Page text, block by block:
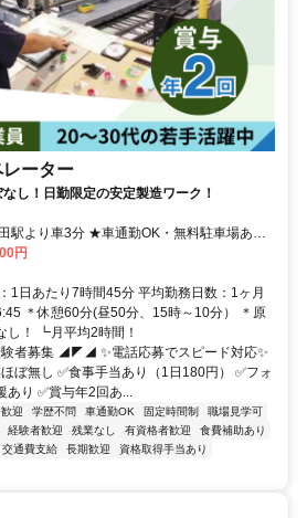
ーター
し！日勤限定の安定製造ワーク！
駅より車3分 ★車通勤OK・無料駐車場あり
円
1日あたり7時間45分 平均勤務日数：1ヶ月
＊休憩60分(昼50分、15時～10分） ＊原
し！ ┗月平均2時間！
者募集 ◢◤◢ ✨電話応募でスピード対応✨
ぼ無し ✅食事手当あり（1日180円） ✅フォ
り ✅賞与年2回あ...
迎 学歴不問 車通勤OK 固定時間制
職場見学可
経験者歓迎 残業なし 有資格者歓迎
食費補助あり
交通費支給 長期歓迎
資格取得手当あり